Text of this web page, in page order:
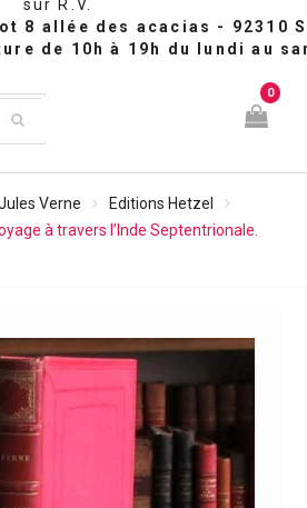
sur R.V.
0
Verne
Editions Hetzel
à travers l’Inde Septentrionale.